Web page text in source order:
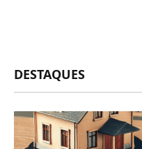
DESTAQUES